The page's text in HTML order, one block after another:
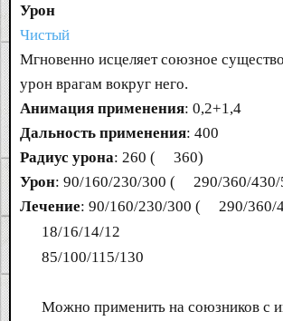
Урон
Чистый
Мгновенно исцеляет союзное
урон врагам вокруг него.
Анимация применения: 0,2+1,4
Дальность применения: 400
Радиус урона: 260 (
360)
Урон: 90/160/230/300 (
290/360/
Лечение: 90/160/230/300 (
290/360/
18/16/14/12
85/100/115/130
Можно применить на союзников с